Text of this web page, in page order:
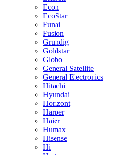
Econ
EcoStar
Funai
Fusion
Grundig
Goldstar
Globo
General Satellite
General Electronics
Hitachi
Hyundai
Horizont
Harper
Haier
Humax
Hisense
Hi